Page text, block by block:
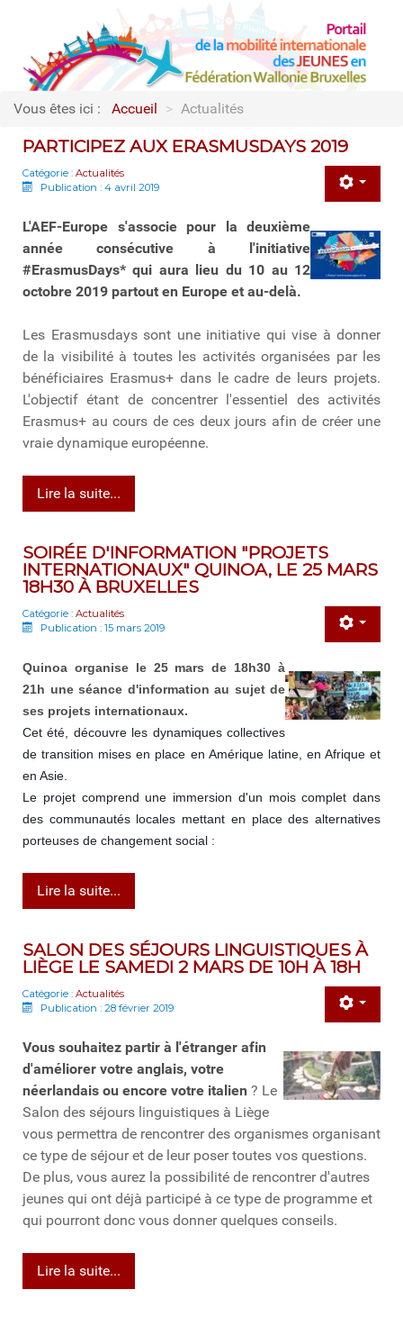
Vous êtes ici : Accueil > Actualités
PARTICIPEZ AUX ERASMUSDAYS 2019
Catégorie : Actualités
Publication : 4 avril 2019
L'AEF-Europe s'associe pour la deuxième
année consécutive à l'initiative
#ErasmusDays* qui aura lieu du 10 au 12
octobre 2019 partout en Europe et au-delà.
Les Erasmusdays sont une initiative qui vise à donner
de la visibilité à toutes les activités organisées par les
bénéficiaires Erasmus+ dans le cadre de leurs projets.
L'objectif étant de concentrer l'essentiel des activités
Erasmus+ au cours de ces deux jours afin de créer une
vraie dynamique européenne.
Lire la suite...
SOIRÉE D'INFORMATION "PROJETS
INTERNATIONAUX" QUINOA, LE 25 MARS
18H30 À BRUXELLES
Catégorie : Actualités
Publication : 15 mars 2019
Quinoa organise le 25 mars de 18h30 à
21h une séance d'information au sujet de
ses projets internationaux.
Cet été, découvre les dynamiques collectives
de transition mises en place en Amérique latine, en Afrique et
en Asie.
Le projet comprend une immersion d'un mois complet dans
des communautés locales mettant en place des alternatives
porteuses de changement social :
Lire la suite...
SALON DES SÉJOURS LINGUISTIQUES À
LIÈGE LE SAMEDI 2 MARS DE 10H À 18H
Catégorie : Actualités
Publication : 28 février 2019
Vous souhaitez partir à l'étranger afin
d'améliorer votre anglais, votre
néerlandais ou encore votre italien ? Le
Salon des séjours linguistiques à Liège
vous permettra de rencontrer des organismes organisant
ce type de séjour et de leur poser toutes vos questions.
De plus, vous aurez la possibilité de rencontrer d'autres
jeunes qui ont déjà participé à ce type de programme et
qui pourront donc vous donner quelques conseils.
Lire la suite...